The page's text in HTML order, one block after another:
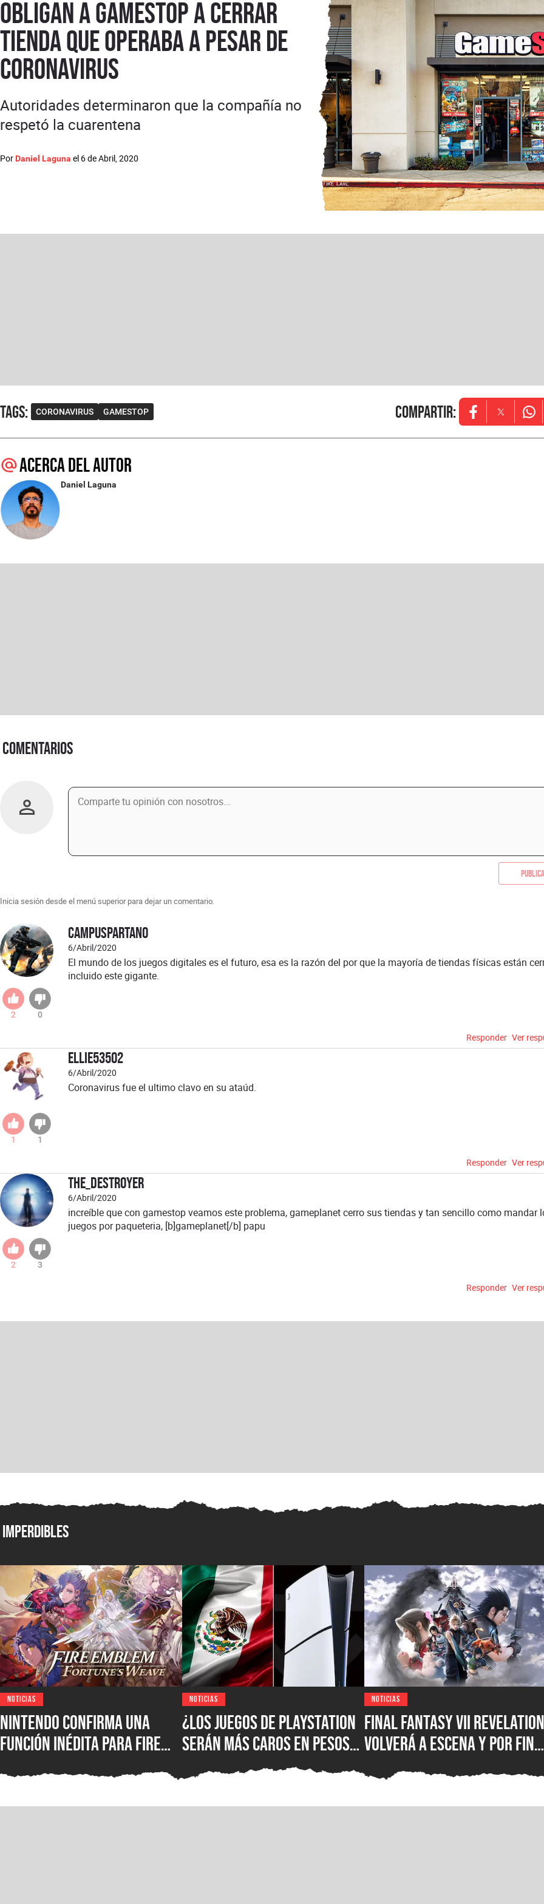
Obligan a GameStop a cerrar
tienda que operaba a pesar de
coronavirus
Por Daniel Laguna el 6 de Abril, 2020
Autoridades determinaron que la compañía no
respetó la cuarentena
Tags: CORONAVIRUS GAMESTOP Compartir: Opens in new
Opens in
Acerca del autor
Daniel Laguna
Comentarios
Inicia sesión desde el menú superior para dejar un comentario.
campuspartano
6/Abril/2020
2 0
El mundo de los juegos digitales es el futuro, esa es la razón del por que la mayoría de tiendas físicas están
incluido este gigante.
Responder Ver
Ellie53502
6/Abril/2020
1 1
Coronavirus fue el ultimo clavo en su ataúd.
Responder Ver
The_Destroyer
6/Abril/2020
2 3
increíble que con gamestop veamos este problema, gameplanet cerro sus tiendas y tan sencillo como mandar
juegos por paqueteria, [b]gameplanet[/b] papu
Responder Ver
Imperdibles
NOTICIAS
Nintendo confirma una
función inédita para Fire
jugar
NOTICIAS
¿Los juegos de PlayStation
serán más caros en pesos
mexicanos? Sony aclara
polémica sobre el tipo de
cambio, pero deja a los
NOTICIAS
FINAL FANTASY VII Revelation
volverá a escena y por fin
ofrecerá en gamescom
2026